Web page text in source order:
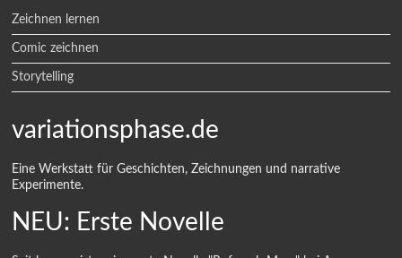
Zeichnen lernen
Comic zeichnen
Storytelling
variationsphase.de
Eine Werkstatt für Geschichten, Zeichnungen und narrative
Experimente.
NEU: Erste Novelle